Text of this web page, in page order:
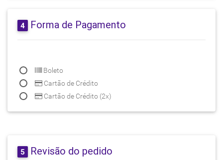
4 Forma de Pagamento
Boleto
Cartão de Crédito
Cartão de Crédito (2x)
5 Revisão do pedido